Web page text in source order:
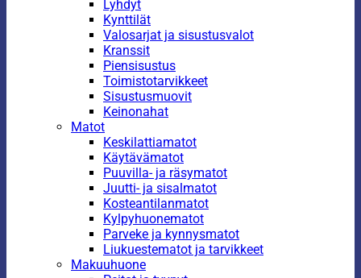
Lyhdyt
Kynttilät
Valosarjat ja sisustusvalot
Kranssit
Piensisustus
Toimistotarvikkeet
Sisustusmuovit
Keinonahat
Matot
Keskilattiamatot
Käytävämatot
Puuvilla- ja räsymatot
Juutti- ja sisalmatot
Kosteantilanmatot
Kylpyhuonematot
Parveke ja kynnysmatot
Liukuestematot ja tarvikkeet
Makuuhuone